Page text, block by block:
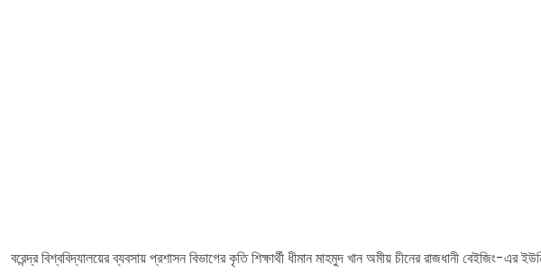
বরেন্দ্র বিশ্ববিদ্যালয়ের ব্যবসায় প্রশাসন বিভাগের কৃতি শিক্ষার্থী ধীমান মাহমুদ খান অমীয় চীনের রাজধানী বেইজিং-